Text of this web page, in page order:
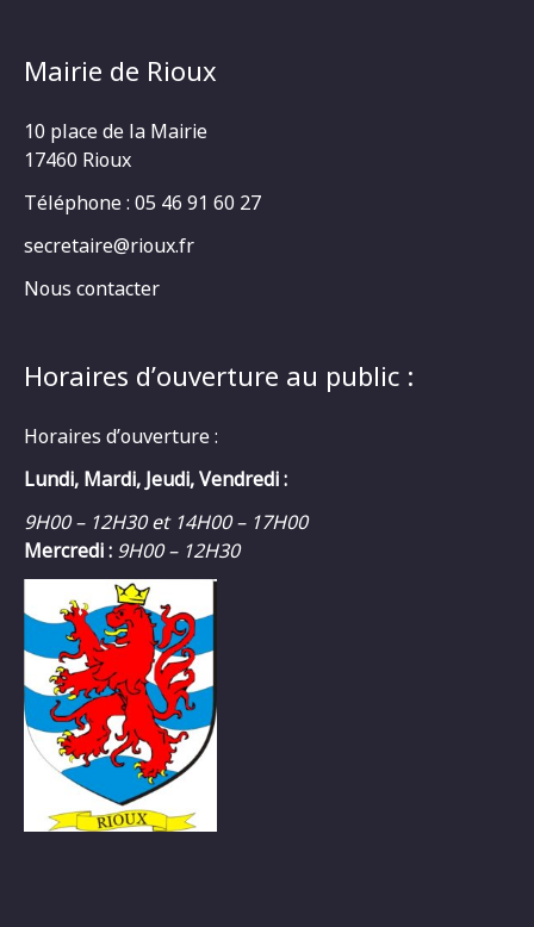
Mairie de Rioux
10 place de la Mairie
17460 Rioux
Téléphone : 05 46 91 60 27
secretaire@rioux.fr
Nous contacter
Horaires d’ouverture au public :
Horaires d’ouverture :
Lundi, Mardi, Jeudi, Vendredi :
9H00 – 12H30 et 14H00 – 17H00
Mercredi : 9H00 – 12H30